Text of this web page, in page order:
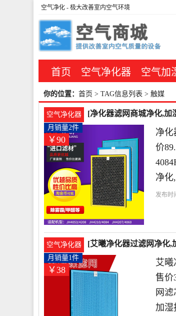
空气净化 - 极大改善室内空气环境
首页 空气净化器 空气加
你的位置： 首页 > TAG信息列表 > 触媒
空气净化器 [净化器滤网商城净化,加
￥90
月销量2件
净化
价
净化
发布时
空气净化器 [艾曦净化器过滤网净化,
￥38
月销量1件
艾曦
售价
网
加湿